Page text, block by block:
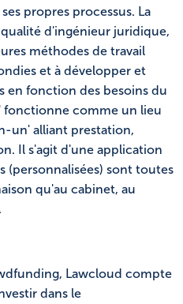
propres processus. La
d'ingénieur juridique,
méthodes de travail
et à développer et
en fonction des besoins du
fonctionne comme un lieu
un' alliant prestation,
Il s'agit d'une application
sont toutes
qu'au cabinet, au
Lawcloud compte
dans le